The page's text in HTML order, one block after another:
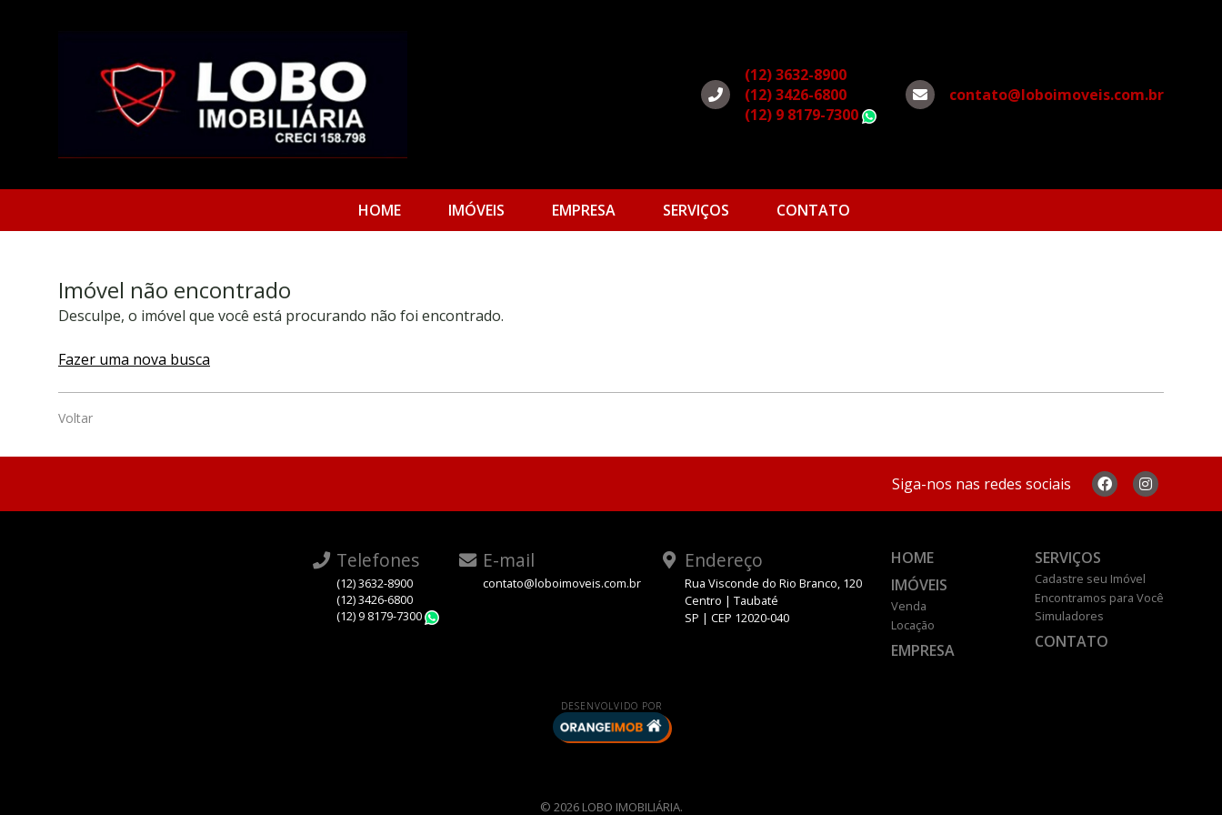
(12) 3632-8900
(12) 3426-6800
(12) 9 8179-7300
contato@loboimoveis.com.br
HOME IMÓVEIS EMPRESA SERVIÇOS CONTATO
Imóvel não encontrado
Desculpe, o imóvel que você está procurando não foi encontrado.
Fazer uma nova busca
Voltar
Siga-nos nas redes sociais
Telefones
(12) 3632-8900
(12) 3426-6800
(12) 9 8179-7300
E-mail
contato@loboimoveis.com.br
Endereço
Rua Visconde do Rio Branco, 120
Centro | Taubaté
SP | CEP 12020-040
HOME
IMÓVEIS
Venda
Locação
EMPRESA
SERVIÇOS
Cadastre seu Imóvel
Encontramos para Você
Simuladores
CONTATO
DESENVOLVIDO POR
© 2026 LOBO IMOBILIÁRIA.